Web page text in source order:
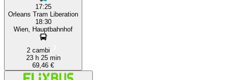
17:25
Orleans Tram Liberation
18:30
Wien, Hauptbahnhof
2 cambi
23 h 25 min
69,46 €